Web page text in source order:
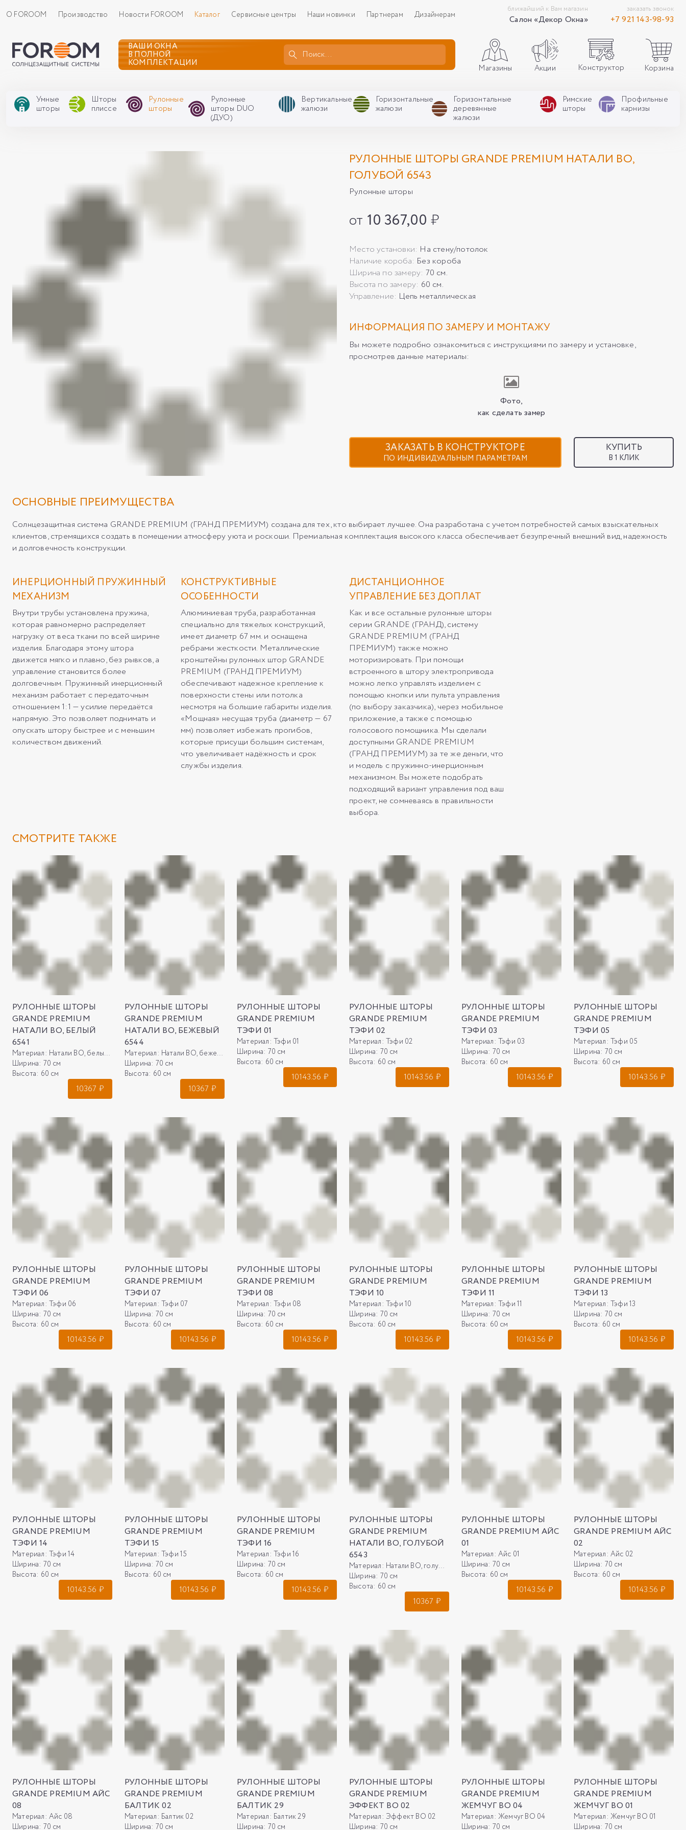
О FOROOM Производство Новости FOROOM Каталог Сервисные центры Наши новинки Партнерам Дизайнерам
ближайший к Вам магазин
Салон «Декор Окна»
заказать звонок
+7 921 143-98-93
ВАШИ ОКНА
В ПОЛНОЙ
КОМПЛЕКТАЦИИ
Магазины Акции Конструктор Корзина
Умные
шторы
Шторы
плиссе
Рулонные
шторы
Рулонные
шторы DUO
(ДУО)
Вертикальные
жалюзи
Горизонтальные
жалюзи
Горизонтальные
деревянные
жалюзи
Римские
шторы
Профильные
карнизы
РУЛОННЫЕ ШТОРЫ GRANDE PREMIUM НАТАЛИ ВО,
ГОЛУБОЙ 6543
Рулонные шторы
от 10 367,00 ₽
Место установки: На стену/потолок
Наличие короба: Без короба
Ширина по замеру: 70 см.
Высота по замеру: 60 см.
Управление: Цепь металлическая
ИНФОРМАЦИЯ ПО ЗАМЕРУ И МОНТАЖУ
Вы можете подробно ознакомиться с инструкциями по замеру и установке,
просмотрев данные материалы:
Фото,
как сделать замер
ЗАКАЗАТЬ В КОНСТРУКТОРЕ
ПО ИНДИВИДУАЛЬНЫМ ПАРАМЕТРАМ
КУПИТЬ
В 1 КЛИК
ОСНОВНЫЕ ПРЕИМУЩЕСТВА
Солнцезащитная система GRANDE PREMIUM (ГРАНД ПРЕМИУМ) создана для тех, кто выбирает лучшее. Она разработана с учетом потребностей самых взыскательных
клиентов, стремящихся создать в помещении атмосферу уюта и роскоши. Премиальная комплектация высокого класса обеспечивает безупречный внешний вид, надежность
и долговечность конструкции.
ИНЕРЦИОННЫЙ ПРУЖИННЫЙ
МЕХАНИЗМ
Внутри трубы установлена пружина,
которая равномерно распределяет
нагрузку от веса ткани по всей ширине
изделия. Благодаря этому штора
движется мягко и плавно, без рывков, а
управление становится более
долговечным. Пружинный инерционный
механизм работает с передаточным
отношением 1:1 — усилие передаётся
напрямую. Это позволяет поднимать и
опускать штору быстрее и с меньшим
количеством движений.
КОНСТРУКТИВНЫЕ
ОСОБЕННОСТИ
Алюминиевая труба, разработанная
специально для тяжелых конструкций,
имеет диаметр 67 мм. и оснащена
ребрами жесткости. Металлические
кронштейны рулонных штор GRANDE
PREMIUM (ГРАНД ПРЕМИУМ)
обеспечивают надежное крепление к
поверхности стены или потолка
несмотря на большие габариты изделия.
«Мощная» несущая труба (диаметр — 67
мм) позволяет избежать прогибов,
которые присущи большим системам,
что увеличивает надёжность и срок
службы изделия.
ДИСТАНЦИОННОЕ
УПРАВЛЕНИЕ БЕЗ ДОПЛАТ
Как и все остальные рулонные шторы
серии GRANDE (ГРАНД), систему
GRANDE PREMIUM (ГРАНД
ПРЕМИУМ) также можно
моторизировать. При помощи
встроенного в штору электропривода
можно легко управлять изделием с
помощью кнопки или пульта управления
(по выбору заказчика), через мобильное
приложение, а также с помощью
голосового помощника. Мы сделали
доступными GRANDE PREMIUM
(ГРАНД ПРЕМИУМ) за те же деньги, что
и модель с пружинно-инерционным
механизмом. Вы можете подобрать
подходящий вариант управления под ваш
проект, не сомневаясь в правильности
выбора.
СМОТРИТЕ ТАКЖЕ
РУЛОННЫЕ ШТОРЫ
GRANDE PREMIUM
НАТАЛИ ВО, БЕЛЫЙ
6541
Материал: Натали ВО, белый 6541
Ширина: 70 см
Высота: 60 см
10367 ₽
РУЛОННЫЕ ШТОРЫ
GRANDE PREMIUM
НАТАЛИ ВО, БЕЖЕВЫЙ
6544
Материал: Натали ВО, бежевый 6544
Ширина: 70 см
Высота: 60 см
10367 ₽
РУЛОННЫЕ ШТОРЫ
GRANDE PREMIUM
ТЭФИ 01
Материал: Тэфи 01
Ширина: 70 см
Высота: 60 см
10143.56 ₽
РУЛОННЫЕ ШТОРЫ
GRANDE PREMIUM
ТЭФИ 02
Материал: Тэфи 02
Ширина: 70 см
Высота: 60 см
10143.56 ₽
РУЛОННЫЕ ШТОРЫ
GRANDE PREMIUM
ТЭФИ 03
Материал: Тэфи 03
Ширина: 70 см
Высота: 60 см
10143.56 ₽
РУЛОННЫЕ ШТОРЫ
GRANDE PREMIUM
ТЭФИ 05
Материал: Тэфи 05
Ширина: 70 см
Высота: 60 см
10143.56 ₽
РУЛОННЫЕ ШТОРЫ
GRANDE PREMIUM
ТЭФИ 06
Материал: Тэфи 06
Ширина: 70 см
Высота: 60 см
10143.56 ₽
РУЛОННЫЕ ШТОРЫ
GRANDE PREMIUM
ТЭФИ 07
Материал: Тэфи 07
Ширина: 70 см
Высота: 60 см
10143.56 ₽
РУЛОННЫЕ ШТОРЫ
GRANDE PREMIUM
ТЭФИ 08
Материал: Тэфи 08
Ширина: 70 см
Высота: 60 см
10143.56 ₽
РУЛОННЫЕ ШТОРЫ
GRANDE PREMIUM
ТЭФИ 10
Материал: Тэфи 10
Ширина: 70 см
Высота: 60 см
10143.56 ₽
РУЛОННЫЕ ШТОРЫ
GRANDE PREMIUM
ТЭФИ 11
Материал: Тэфи 11
Ширина: 70 см
Высота: 60 см
10143.56 ₽
РУЛОННЫЕ ШТОРЫ
GRANDE PREMIUM
ТЭФИ 13
Материал: Тэфи 13
Ширина: 70 см
Высота: 60 см
10143.56 ₽
РУЛОННЫЕ ШТОРЫ
GRANDE PREMIUM
ТЭФИ 14
Материал: Тэфи 14
Ширина: 70 см
Высота: 60 см
10143.56 ₽
РУЛОННЫЕ ШТОРЫ
GRANDE PREMIUM
ТЭФИ 15
Материал: Тэфи 15
Ширина: 70 см
Высота: 60 см
10143.56 ₽
РУЛОННЫЕ ШТОРЫ
GRANDE PREMIUM
ТЭФИ 16
Материал: Тэфи 16
Ширина: 70 см
Высота: 60 см
10143.56 ₽
РУЛОННЫЕ ШТОРЫ
GRANDE PREMIUM
НАТАЛИ ВО, ГОЛУБОЙ
6543
Материал: Натали ВО, голубой 6543
Ширина: 70 см
Высота: 60 см
10367 ₽
РУЛОННЫЕ ШТОРЫ
GRANDE PREMIUM АЙС
01
Материал: Айс 01
Ширина: 70 см
Высота: 60 см
10143.56 ₽
РУЛОННЫЕ ШТОРЫ
GRANDE PREMIUM АЙС
02
Материал: Айс 02
Ширина: 70 см
Высота: 60 см
10143.56 ₽
РУЛОННЫЕ ШТОРЫ
GRANDE PREMIUM АЙС
08
Материал: Айс 08
Ширина: 70 см
РУЛОННЫЕ ШТОРЫ
GRANDE PREMIUM
БАЛТИК 02
Материал: Балтик 02
Ширина: 70 см
РУЛОННЫЕ ШТОРЫ
GRANDE PREMIUM
БАЛТИК 29
Материал: Балтик 29
Ширина: 70 см
РУЛОННЫЕ ШТОРЫ
GRANDE PREMIUM
ЭФФЕКТ ВО 02
Материал: Эффект ВО 02
Ширина: 70 см
РУЛОННЫЕ ШТОРЫ
GRANDE PREMIUM
ЖЕМЧУГ ВО 04
Материал: Жемчуг ВО 04
Ширина: 70 см
РУЛОННЫЕ ШТОРЫ
GRANDE PREMIUM
ЖЕМЧУГ ВО 01
Материал: Жемчуг ВО 01
Ширина: 70 см